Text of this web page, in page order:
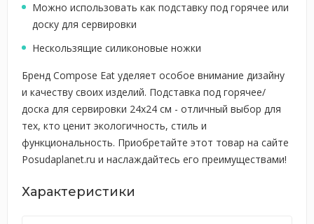
Можно использовать как подставку под горячее или
доску для сервировки
Нескользящие силиконовые ножки
Бренд Compose Eat уделяет особое внимание дизайну
и качеству своих изделий. Подставка под горячее/
доска для сервировки 24х24 см - отличный выбор для
тех, кто ценит экологичность, стиль и
функциональность. Приобретайте этот товар на сайте
Posudaplanet.ru и наслаждайтесь его преимуществами!
Характеристики